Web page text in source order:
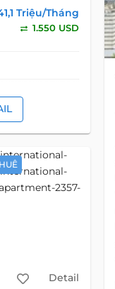
Triệu/Tháng
1.550 USD
Detail